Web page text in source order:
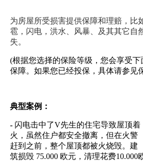
为房屋所受损害提供保障和理赔，比
雹，闪电，洪水、风暴、及其其它自
失。
(根据您选择的保险等级，您会享受
保障。如果您已经投保，具体请参见
典型案例：
- 闪电击中了V先生的住宅导致屋顶着
火，虽然住户都安全撤离，但在火警
赶到之前，整个屋顶都被火烧毁。建
筑损毁 75.000 欧元，清理花费10.000